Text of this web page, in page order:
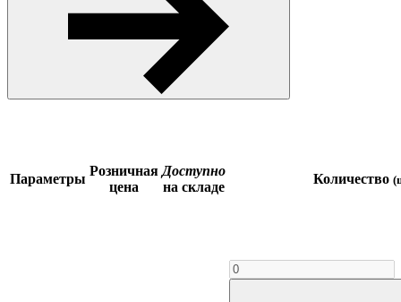
Параметры
Розничная
цена
Доступно
на складе
Количество